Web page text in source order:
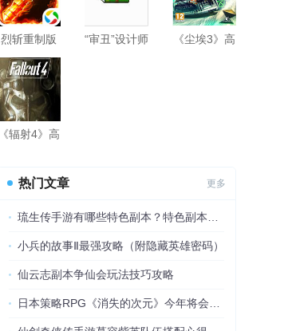
​烈斩重制版
手游
“审丑”设计师
《尘埃3》高
《辐射4》高
换MOD
热门文章 更多
小兵的故事Ⅱ最强攻略（附隐藏英雄密码）
仙云志副本争仙会玩法技巧攻略